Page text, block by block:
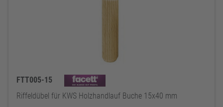
FTT005-15
Riffeldübel für KWS Holzhandlauf Buche 15x40 mm